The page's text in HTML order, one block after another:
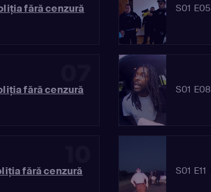
fără cenzură S01 E05
fără cenzură S01 E08
fără cenzură S01 E11